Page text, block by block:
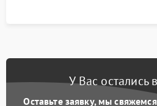
У Вас остались
Оставьте заявку, мы